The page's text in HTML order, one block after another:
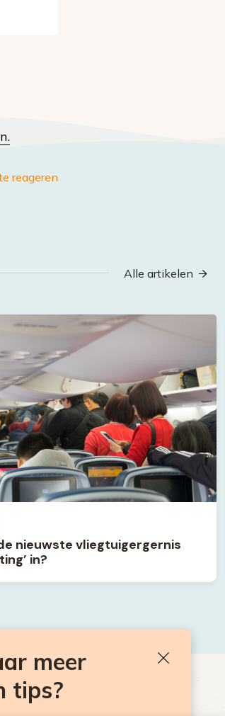
reageren
Alle artikelen
nieuwste vliegtuigergernis
in?
NAAR MEER
meer
tips?